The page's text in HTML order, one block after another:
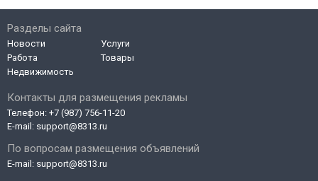
Контакты для размещения рекламы
Телефон: +7 (987) 756-11-20
E-mail: support@8313.ru
По вопросам размещения объявлений
E-mail: support@8313.ru
Разделы сайта
Новости
Работа
Недвижимость
Услуги
Товары